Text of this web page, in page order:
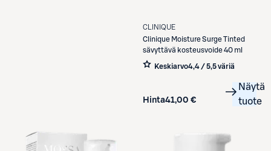
CLINIQUE
Clinique Moisture Surge Tinted
sävyttävä kosteusvoide 40 ml
Keskiarvo4,4 / 5,5 väriä
Hinta41,00 €
Näytä
tuote